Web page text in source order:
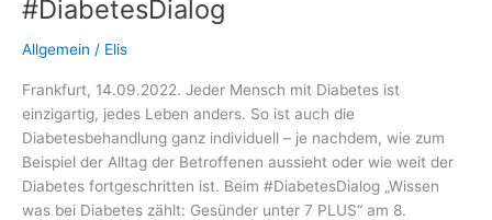
#DiabetesDialog
Allgemein / Elis
Frankfurt, 14.09.2022. Jeder Mensch mit Diabetes ist
einzigartig, jedes Leben anders. So ist auch die
Diabetesbehandlung ganz individuell – je nachdem, wie zum
Beispiel der Alltag der Betroffenen aussieht oder wie weit der
Diabetes fortgeschritten ist. Beim #DiabetesDialog „Wissen
was bei Diabetes zählt: Gesünder unter 7 PLUS“ am 8.